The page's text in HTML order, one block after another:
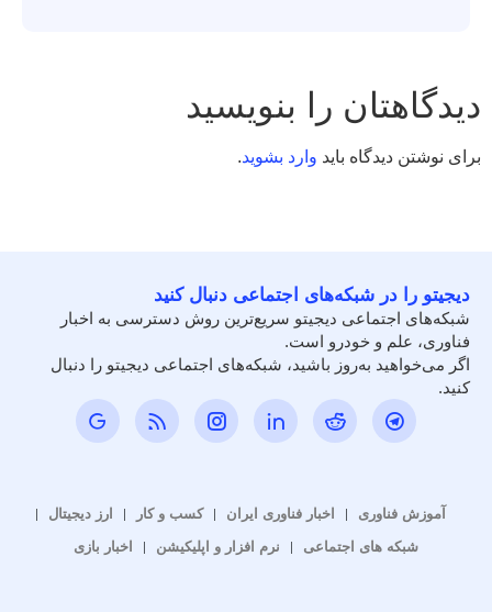
دیدگاهتان را بنویسید
برای نوشتن دیدگاه باید وارد بشوید.
دیجیتو را در شبکه‌های اجتماعی دنبال کنید
شبکه‌های اجتماعی دیجیتو سریع‌ترین روش دسترسی به اخبار
فناوری، علم و خودرو است.
اگر می‌خواهید به‌روز باشید، شبکه‌های اجتماعی دیجیتو را دنبال
کنید.
آموزش فناوری اخبار فناوری ایران کسب و کار
ارز دیجیتال
شبکه های اجتماعی
نرم افزار و اپلیکیشن اخبار بازی